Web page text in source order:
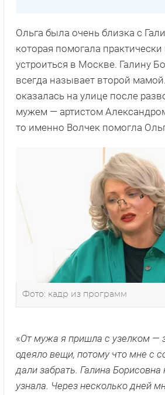
Ольга была очень близка с
которая помогала
устроиться в Москве. Галину
всегда называет второй
оказалась на улице после
мужем — артистом
то именно Волчек помогла
Фото: кадр из программ
«От мужа я пришла с узелком —
одеяло вещи, потому что мне с
дали забрать. Галина Борисовна
узнала. Через несколько дней